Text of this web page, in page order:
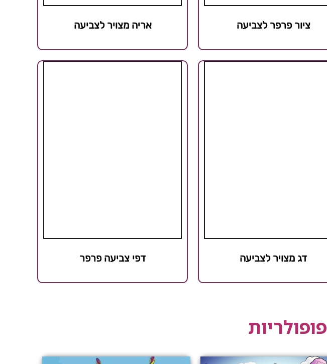
ציור פרפר לצביעה אריה מצויר לצביעה
דג מצויר לצביעה דפי צביעה פרפר
פופולריות